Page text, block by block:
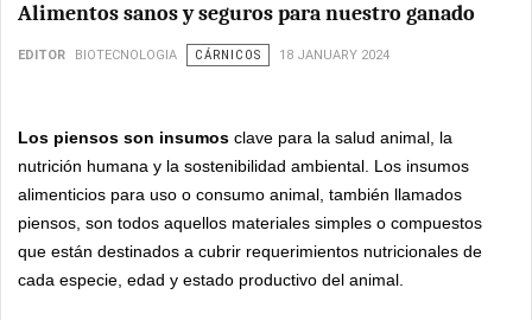
Alimentos sanos y seguros para nuestro ganado
EDITOR BIOTECNOLOGIA CÁRNICOS 18 JANUARY 2024
Los piensos son insumos clave para la salud animal, la
nutrición humana y la sostenibilidad ambiental. Los insumos
alimenticios para uso o consumo animal, también llamados
piensos, son todos aquellos materiales simples o compuestos
que están destinados a cubrir requerimientos nutricionales de
cada especie, edad y estado productivo del animal.